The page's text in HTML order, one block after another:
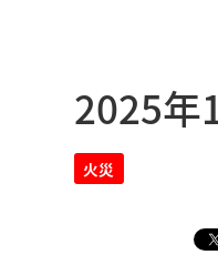
2025年
火災